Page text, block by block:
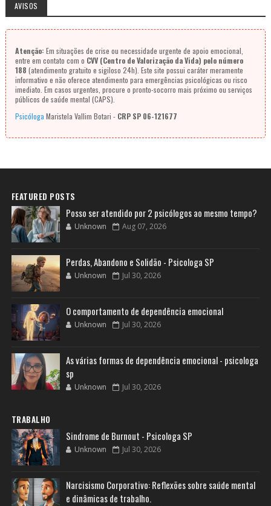
AVISOS
Atenção: Em situações de crise ou necessidade urgente de apoio emocional,
entre em contato com o CVV (Centro de Valorização da Vida) pelo número
188 (atendimento gratuito e sigiloso 24h). Este site possui caráter meramente
informativo e não oferece atendimento para emergências psicológicas ou risco
imediato. Em casos urgentes, procure o pronto-socorro mais próximo ou serviços
públicos de saúde mental (CAPS).
Psicóloga Maristela Vallim Botari - CRP SP 06-121677
FEATURED POSTS
Posso ser atendido por 2 psicólogos ao mesmo tempo?
Unknown Aug 07, 2026
Perdas, Abandono e Solidão - Psicologa SP
Unknown Jul 30, 2026
O comportamento de dependência emocional
Unknown Jul 30, 2026
As várias formas de dependência emocional - psicologa
sp
Unknown Jul 30, 2026
TRABALHO
Sindrome de Burnout - Psicologa SP
Unknown Jul 30, 2026
Narcisismo Corporativo: Reflexões sobre saúde mental
e dinâmicas de trabalho.